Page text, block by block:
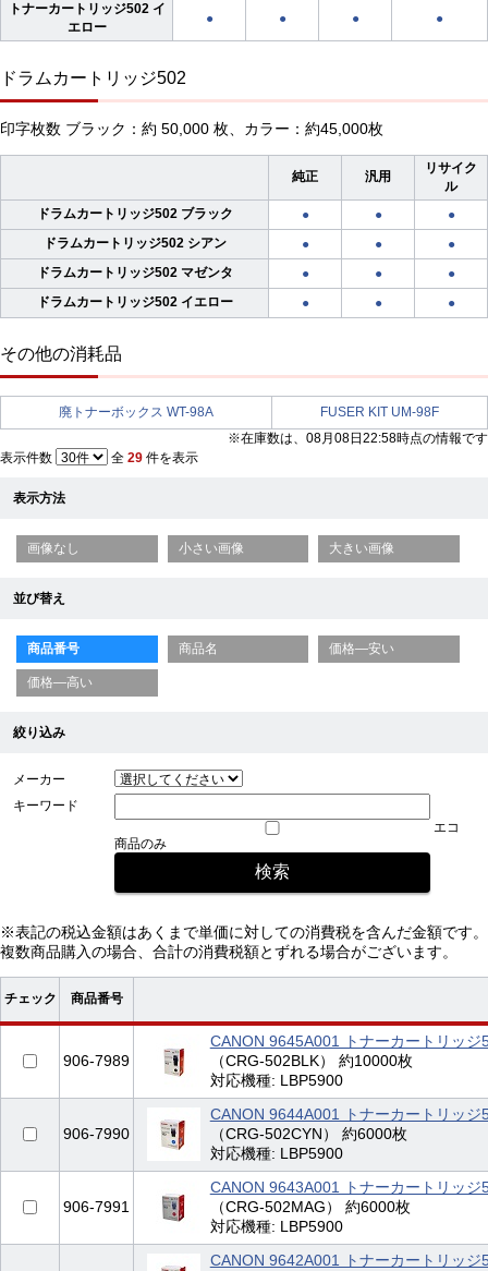
トナーカートリッジ502 イ
エロー
● ● ● ●
ドラムカートリッジ502
印字枚数 ブラック：約 50,000 枚、カラー：約45,000枚
純正 汎用
リサイク
ル
ドラムカートリッジ502 ブラック
● ●
●
ドラムカートリッジ502 シアン
● ●
●
ドラムカートリッジ502 マゼンタ
● ●
●
ドラムカートリッジ502 イエロー
● ● ●
その他の消耗品
廃トナーボックス WT-98A
FUSER KIT UM-98F
※在庫数は、08月08日22:58時点の情報です
表示件数 全 29 件を表示
表示方法
画像なし 小さい画像 大きい画像
並び替え
商品番号 商品名 価格—安い
価格—高い
絞り込み
メーカー
キーワード
エコ
商品のみ
※表記の税込金額はあくまで単価に対しての消費税を含んだ金額です。
複数商品購入の場合、合計の消費税額とずれる場合がございます。
チェック 商品番号
906-7989
CANON 9645A001 トナーカートリッジ
（CRG-502BLK） 約10000枚
対応機種: LBP5900
906-7990
CANON 9644A001 トナーカートリッジ
（CRG-502CYN） 約6000枚
対応機種: LBP5900
906-7991
CANON 9643A001 トナーカートリッジ
（CRG-502MAG） 約6000枚
対応機種: LBP5900
CANON 9642A001 トナーカートリッジ